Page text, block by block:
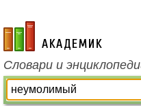
academic.ru
Словари и